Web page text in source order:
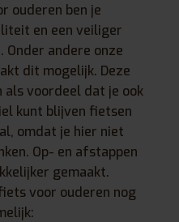
ouderen ben je
en een veiliger
andere onze
dit mogelijk. Deze
als voordeel dat je ook
kunt blijven fietsen
omdat je hier niet
Op- en afstappen
gemaakt.
voor ouderen nog